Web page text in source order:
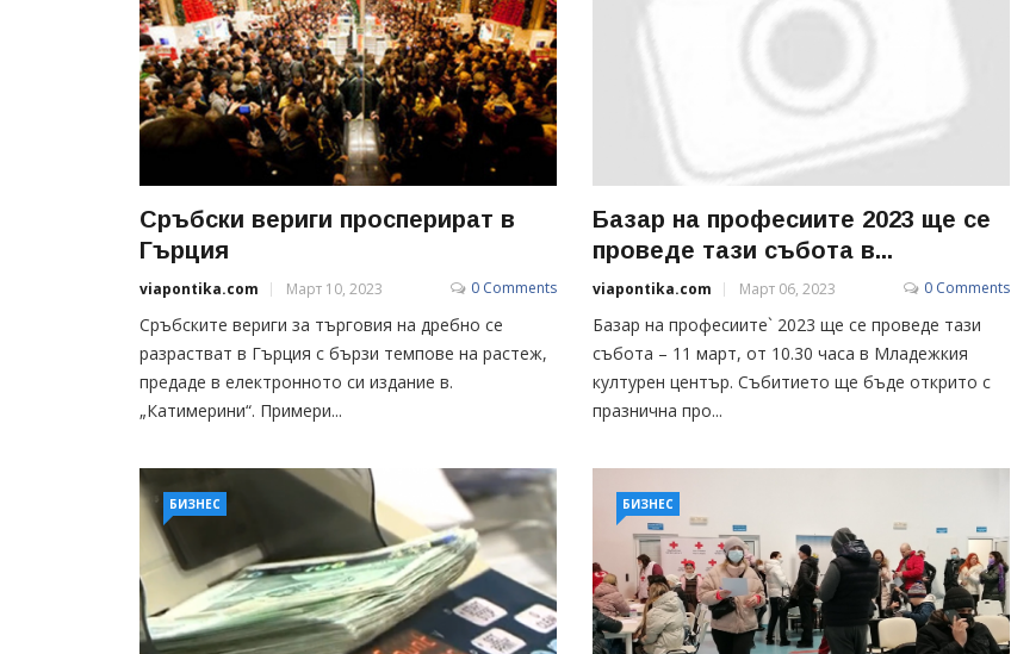
Сръбски вериги просперират в
Гърция
viapontika.com Март 10, 2023 0 Comments
Сръбските вериги за търговия на дребно се
разрастват в Гърция с бързи темпове на растеж,
предаде в електронното си издание в.
„Катимерини“. Примери...
Базар на професиите 2023 ще се
проведе тази събота в...
viapontika.com Март 06, 2023 0 Comments
Базар на професиите` 2023 ще се проведе тази
събота – 11 март, от 10.30 часа в Младежкия
културен център. Събитието ще бъде открито с
празнична про...
БИЗНЕС БИЗНЕС